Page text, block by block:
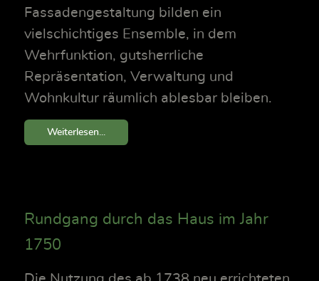
Fassadengestaltung bilden ein
vielschichtiges Ensemble, in dem
Wehrfunktion, gutsherrliche
Repräsentation, Verwaltung und
Wohnkultur räumlich ablesbar bleiben.
Weiterlesen...
Rundgang durch das Haus im Jahr
1750